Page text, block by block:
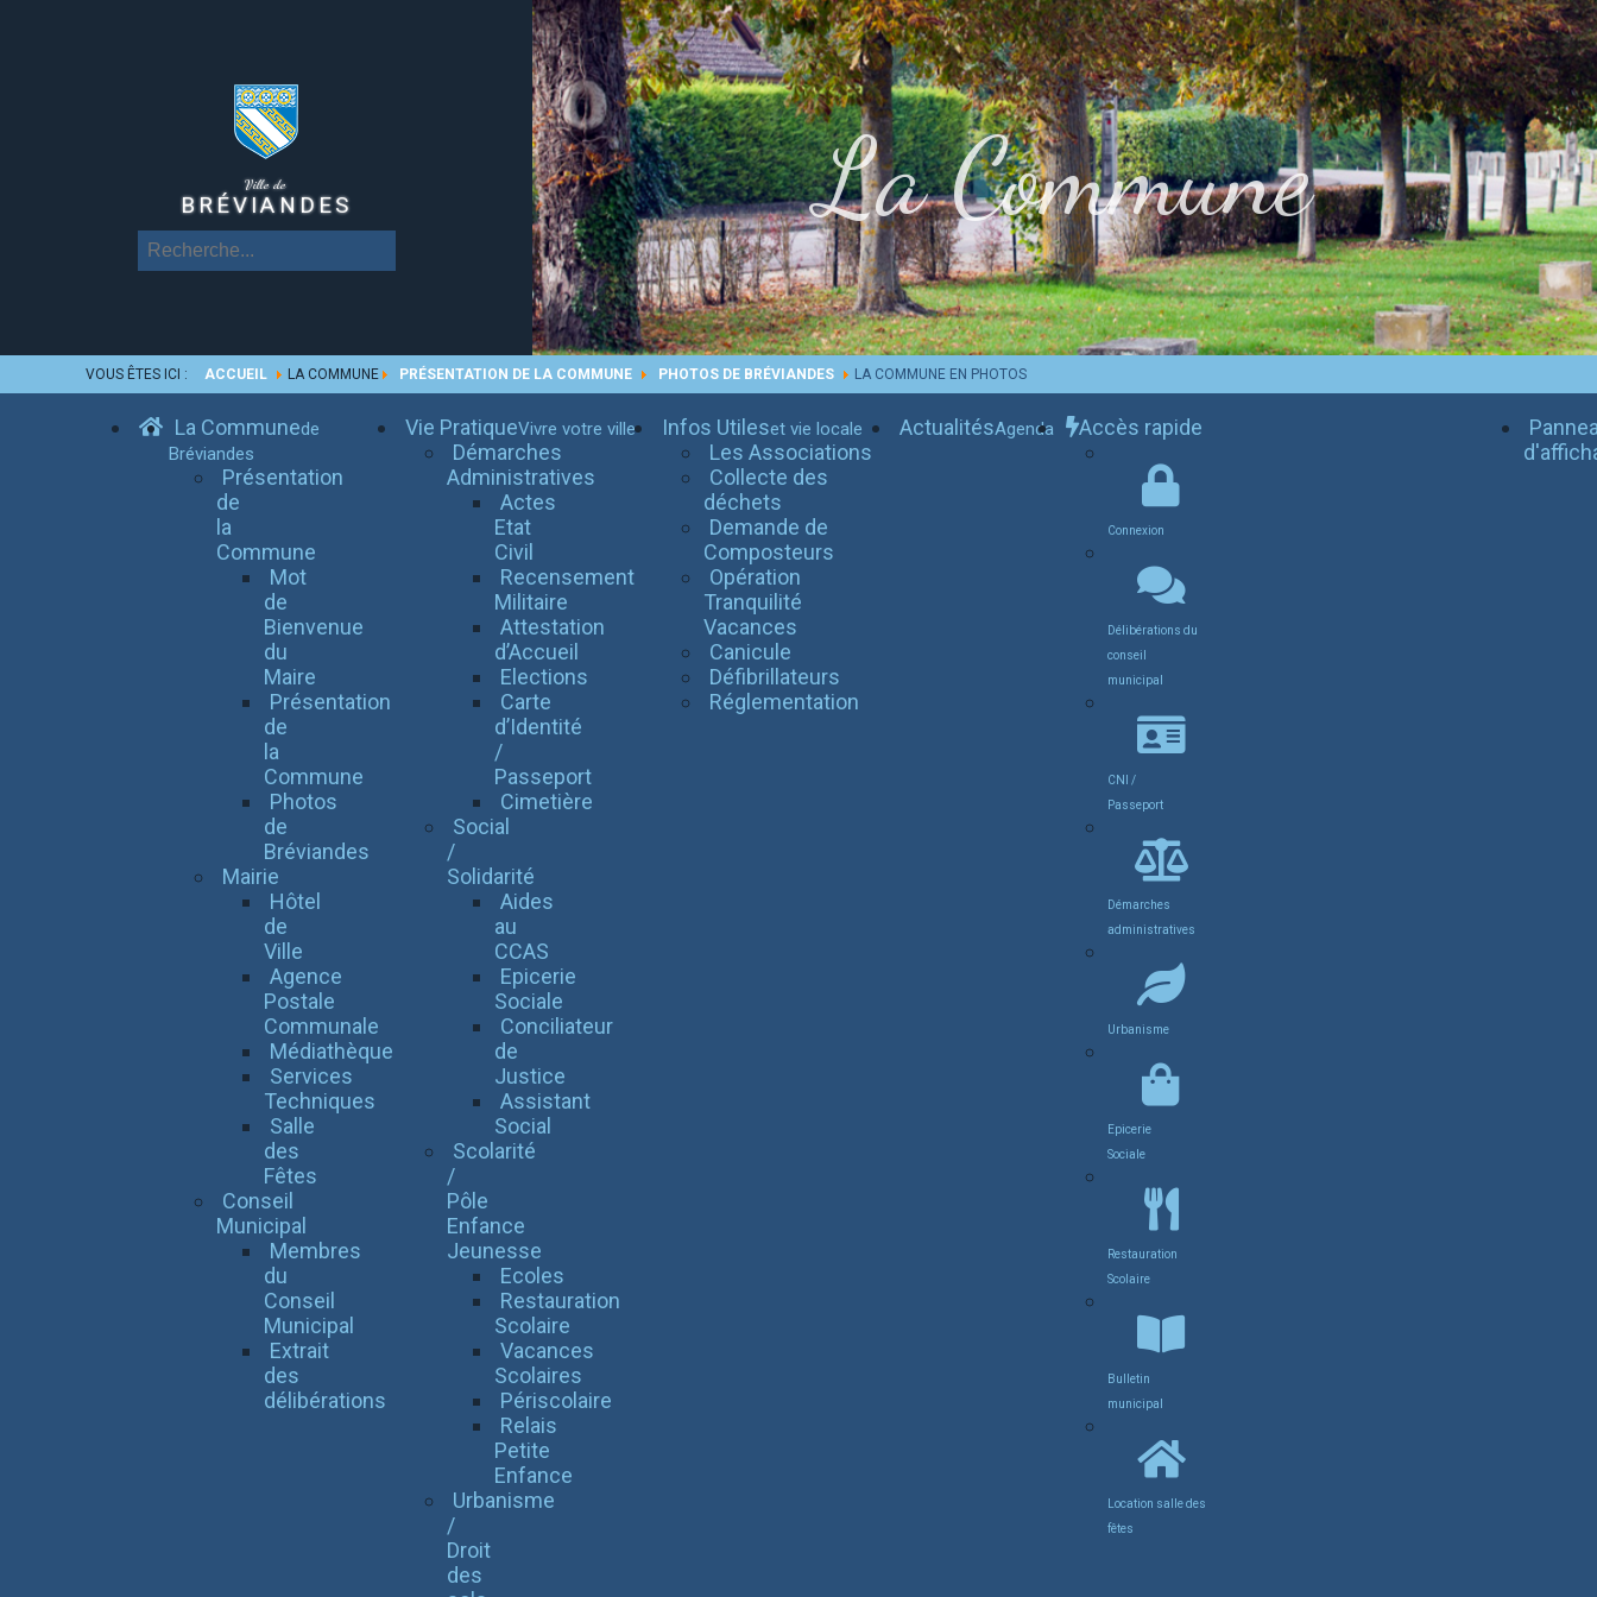
Ville de
BRÉVIANDES La Commune
VOUS ÊTES ICI : ACCUEIL LA COMMUNE PRÉSENTATION DE LA COMMUNE PHOTOS DE BRÉVIANDES LA COMMUNE EN PHOTOS
La Communede
Bréviandes
Présentation
de
la
Commune
Mot
de
Bienvenue
du
Maire
Présentation
de
la
Commune
Photos
de
Bréviandes
Mairie
Hôtel
de
Ville
Agence
Postale
Communale
Médiathèque
Services
Techniques
Salle
des
Fêtes
Conseil
Municipal
Membres
du
Conseil
Municipal
Extrait
des
délibérations
Vie PratiqueVivre votre ville
Démarches
Administratives
Actes
Etat
Civil
Recensement
Militaire
Attestation
d’Accueil
Elections
Carte
d’Identité
/
Passeport
Cimetière
Social
/
Solidarité
Aides
au
CCAS
Epicerie
Sociale
Conciliateur
de
Justice
Assistant
Social
Scolarité
/
Pôle
Enfance
Jeunesse
Ecoles
Restauration
Scolaire
Vacances
Scolaires
Périscolaire
Relais
Petite
Enfance
Urbanisme
/
Droit
des
Infos Utileset vie locale
Les Associations
Collecte des
déchets
Demande de
Composteurs
Opération
Tranquilité
Vacances
Canicule
Défibrillateurs
Réglementation
ActualitésAgenda Accès rapide
Connexion
Délibérations du
conseil
municipal
CNI /
Passeport
Démarches
administratives
Urbanisme
Epicerie
Sociale
Restauration
Scolaire
Bulletin
municipal
Location salle des
fêtes